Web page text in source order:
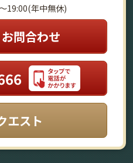
19:00(年中無休)
問合わせ
エスト